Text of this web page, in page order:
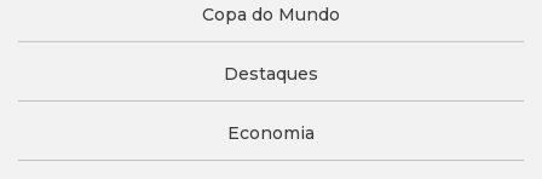
Copa do Mundo
Destaques
Economia